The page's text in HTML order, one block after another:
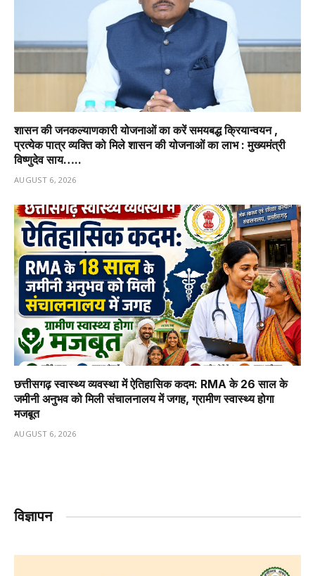
शासन की जनकल्याणकारी योजनाओं का करें समयबद्ध क्रियान्वयन ,
प्रत्येक पात्र व्यक्ति को मिले शासन की योजनाओं का लाभ : मुख्यमंत्री
विष्णुदेव साय…..
AUGUST 6, 2026
छत्तीसगढ़ स्वास्थ्य व्यवस्था में ऐतिहासिक कदम: RMA के 26 साल के
जमीनी अनुभव को मिली संचालनालय में जगह, ग्रामीण स्वास्थ्य होगा
मजबूत
AUGUST 6, 2026
विज्ञापन